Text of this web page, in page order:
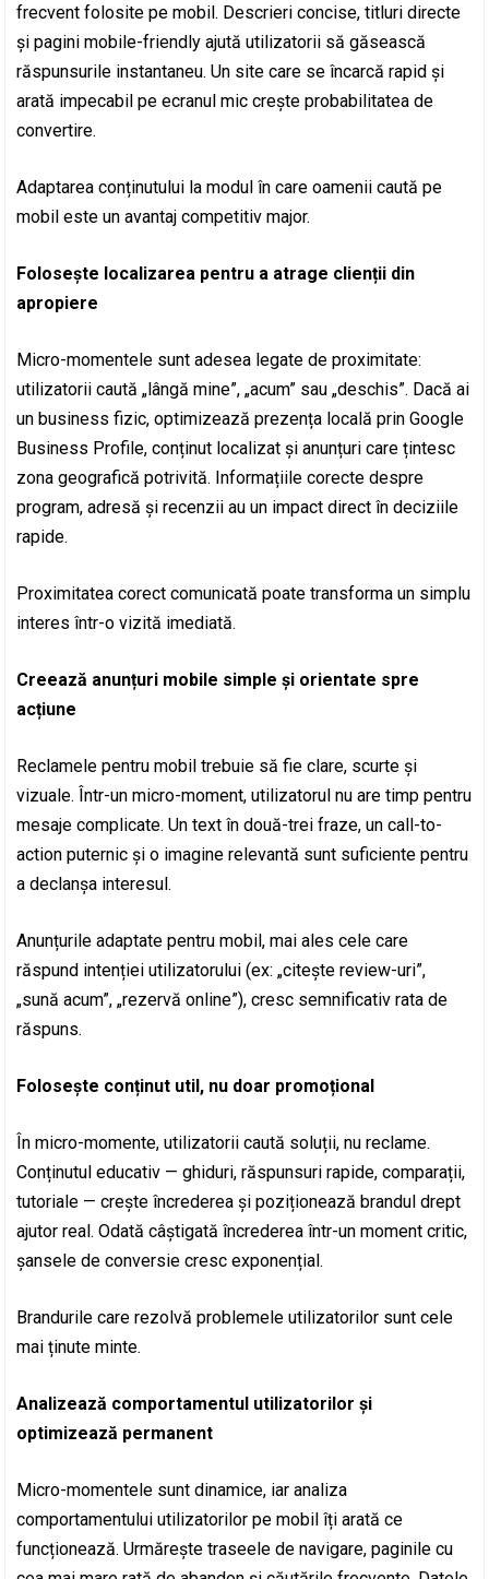
frecvent folosite pe mobil. Descrieri concise, titluri directe
și pagini mobile-friendly ajută utilizatorii să găsească
răspunsurile instantaneu. Un site care se încarcă rapid și
arată impecabil pe ecranul mic crește probabilitatea de
convertire.
Adaptarea conținutului la modul în care oamenii caută pe
mobil este un avantaj competitiv major.
Folosește localizarea pentru a atrage clienții din
apropiere
Micro-momentele sunt adesea legate de proximitate:
utilizatorii caută „lângă mine”, „acum” sau „deschis”. Dacă ai
un business fizic, optimizează prezența locală prin Google
Business Profile, conținut localizat și anunțuri care țintesc
zona geografică potrivită. Informațiile corecte despre
program, adresă și recenzii au un impact direct în deciziile
rapide.
Proximitatea corect comunicată poate transforma un simplu
interes într-o vizită imediată.
Creează anunțuri mobile simple și orientate spre
acțiune
Reclamele pentru mobil trebuie să fie clare, scurte și
vizuale. Într-un micro-moment, utilizatorul nu are timp pentru
mesaje complicate. Un text în două-trei fraze, un call-to-
action puternic și o imagine relevantă sunt suficiente pentru
a declanșa interesul.
Anunțurile adaptate pentru mobil, mai ales cele care
răspund intenției utilizatorului (ex: „citește review-uri”,
„sună acum”, „rezervă online”), cresc semnificativ rata de
răspuns.
Folosește conținut util, nu doar promoțional
În micro-momente, utilizatorii caută soluții, nu reclame.
Conținutul educativ — ghiduri, răspunsuri rapide, comparații,
tutoriale — crește încrederea și poziționează brandul drept
ajutor real. Odată câștigată încrederea într-un moment critic,
șansele de conversie cresc exponențial.
Brandurile care rezolvă problemele utilizatorilor sunt cele
mai ținute minte.
Analizează comportamentul utilizatorilor și
optimizează permanent
Micro-momentele sunt dinamice, iar analiza
comportamentului utilizatorilor pe mobil îți arată ce
funcționează. Urmărește traseele de navigare, paginile cu